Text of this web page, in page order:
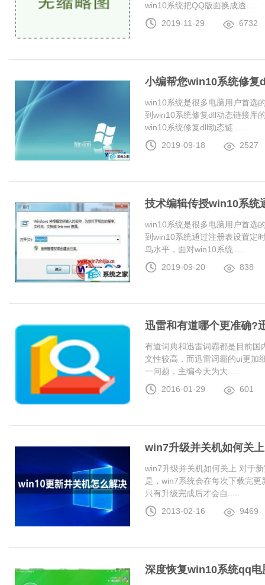
win10系统把QQ版面换成透.....
2019-11-29
6732
小编帮您win10系统修复
win10系统是很多电脑用户首选
到win10系统修复dll动态链接库
win10系统修复dll动态链.....
2019-09-18
2527
技术编辑传授win10系统
win10系统是很多电脑用户首选
到win10系统通过注册表设置定
鸟水平，面对win10系统.....
2019-09-20
838
迅雷和有道哪个更准确?
有道词典和迅雷词霸都是目前
文性较高，而迅雷词霸的ui更加
一问题，主编今天为大.....
2016-01-29
601
win7升级并关机如何关上
win7升级并关机如何关上 对于
是，win7系统会在每次下载完
只有升级完成后才会自.....
2013-02-16
9469
深度恢复win10系统qq